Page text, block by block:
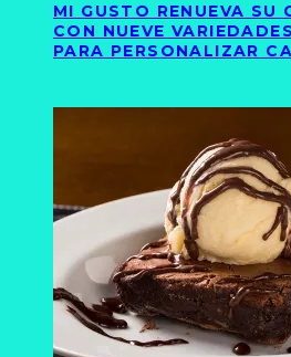
MI GUSTO RENUEVA SU
CON NUEVE
PARA PERSONALIZAR